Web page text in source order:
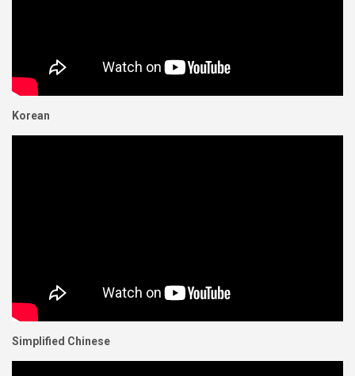
Korean
Simplified Chinese